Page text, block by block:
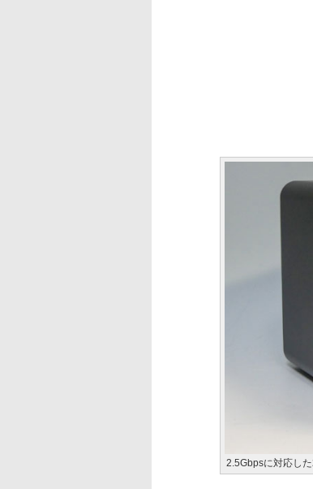
2.5Gbpsに対応し